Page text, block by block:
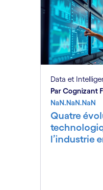
Data et
Par Cognizant
NaN.NaN.NaN
Quatre
l’industrie